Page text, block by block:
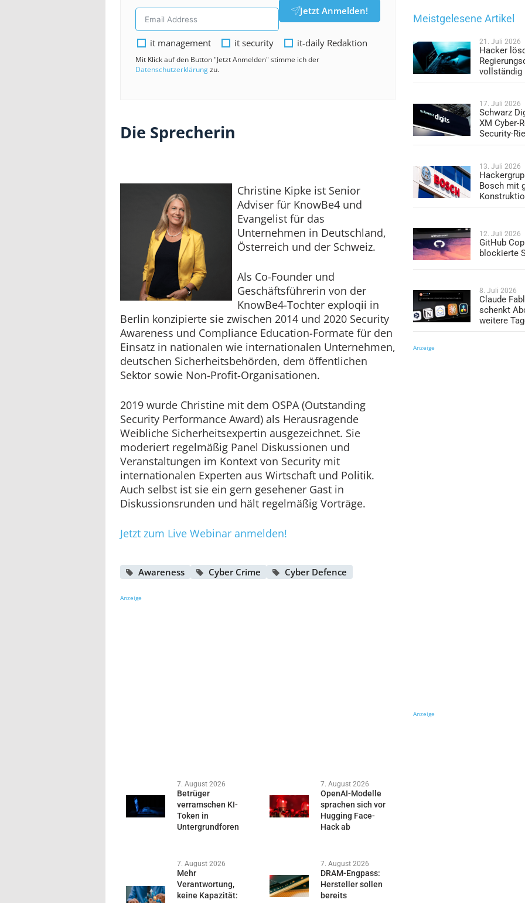
Jetzt Anmelden!
it management it security it-daily Redaktion
Mit Klick auf den Button "Jetzt Anmelden" stimme ich der
Datenschutzerklärungzu.
Die Sprecherin
Christine Kipke ist Senior
Adviser für KnowBe4 und
Evangelist für das
Unternehmen in Deutschland,
Österreich und der Schweiz.
Als Co-Founder und
Geschäftsführerin von der
KnowBe4-Tochter exploqii in
Berlin konzipierte sie zwischen 2014 und 2020 Security
Awareness und Compliance Education-Formate für den
Einsatz in nationalen wie internationalen Unternehmen,
deutschen Sicherheitsbehörden, dem öffentlichen
Sektor sowie Non-Profit-Organisationen.
2019 wurde Christine mit dem OSPA (Outstanding
Security Performance Award) als Herausragende
Weibliche Sicherheitsexpertin ausgezeichnet. Sie
moderiert regelmäßig Panel Diskussionen und
Veranstaltungen im Kontext von Security mit
internationalen Experten aus Wirtschaft und Politik.
Auch selbst ist sie ein gern gesehener Gast in
Diskussionsrunden und hält regelmäßig Vorträge.
Jetzt zum Live Webinar anmelden!
Awareness Cyber Crime Cyber Defence
Anzeige
7. August 2026
Betrüger
verramschen KI-
Token in
Untergrundforen
7. August 2026
OpenAI-Modelle
sprachen sich vor
Hugging Face-
Hack ab
7. August 2026
Mehr
Verantwortung,
keine Kapazität:
7. August 2026
DRAM-Engpass:
Hersteller sollen
bereits
Meistgelesene Artikel
21. Juli 2026
Hacker
vollständig
17. Juli 2026
Schwarz
XM Cyber-
Security-
13. Juli 2026
Bosch mit
12. Juli 2026
GitHub
blockierte
8. Juli 2026
Claude
schenkt
weitere
Anzeige
Anzeige